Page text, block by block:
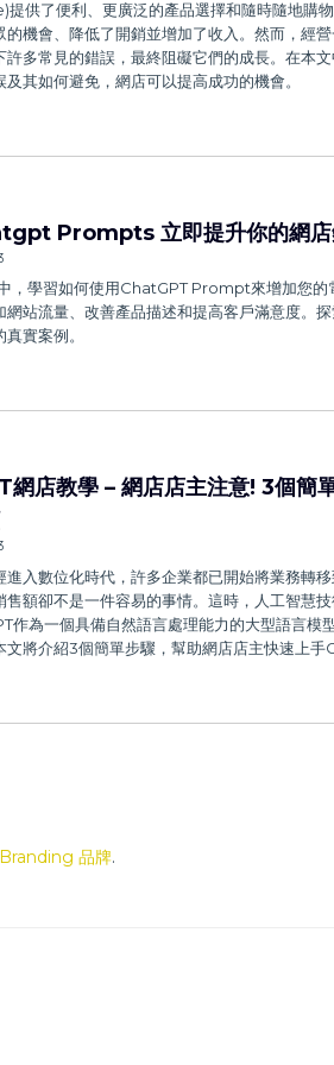
供了便利、更廣泛的產品選擇和隨時隨地購
的機會、降低了開銷並增加了收入。然而，經
許多常見的錯誤，最終阻礙它們的成長。在本
及其如何避免，網店可以提高成功的機會。
Prompts 立即提升你的網店
，學習如何使用ChatGPT Prompt來增加您的
網站流量、改善產品描述和提高客戶滿意度。
實案例。
網店教學 – 網店店主注意! 3個簡
進入數位化時代，許多企業都已開始將業務轉
售額卻不是一件容易的事情。這時，人工智慧
作為一個具備自然語言處理能力的大型語言模
文將介紹3個簡單步驟，幫助網店店主快速上手
Branding 品牌.